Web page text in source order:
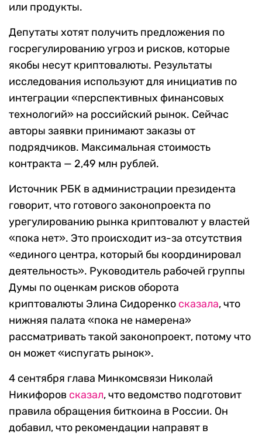
или продукты.
Депутаты хотят получить предложения по
госрегулированию угроз и рисков, которые
якобы несут криптовалюты. Результаты
исследования используют для инициатив по
интеграции «перспективных финансовых
технологий» на российский рынок. Сейчас
авторы заявки принимают заказы от
подрядчиков. Максимальная стоимость
контракта — 2,49 млн рублей.
Источник РБК в администрации президента
говорит, что готового законопроекта по
урегулированию рынка криптовалют у властей
«пока нет». Это происходит из-за отсутствия
«единого центра, который бы координировал
деятельность». Руководитель рабочей группы
Думы по оценкам рисков оборота
криптовалюты Элина Сидоренко сказала, что
нижняя палата «пока не намерена»
рассматривать такой законопроект, потому что
он может «испугать рынок».
4 сентября глава Минкомсвязи Николай
Никифоров сказал, что ведомство подготовит
правила обращения биткоина в России. Он
добавил, что рекомендации направят в